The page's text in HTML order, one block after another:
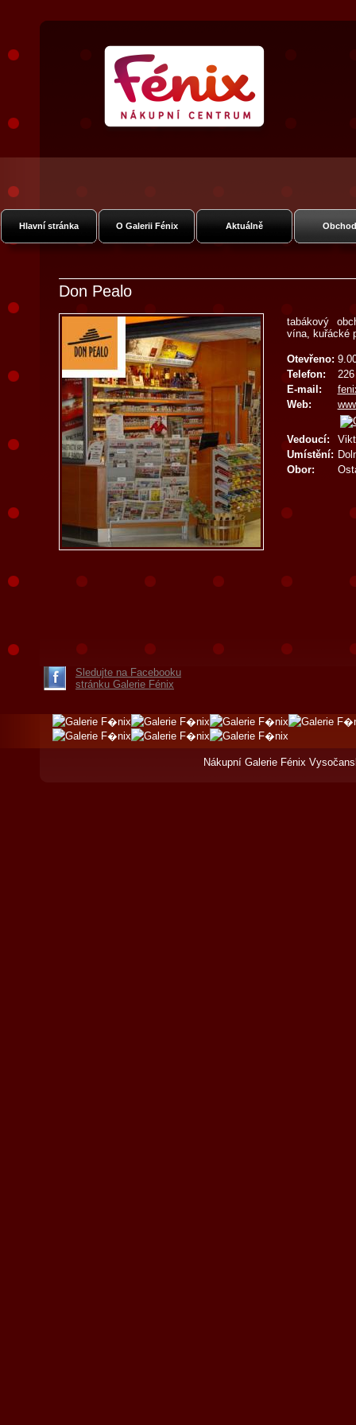
Nákupní Galerie Fénix
Vysočanská
Hlavní stránka O Galerii Fénix Aktuálně
Don Pealo
tabákový
vína, kuřácké
Otevřeno:
Telefon:
E-mail:
Web:
Vedoucí:
Umístění:
Obor:
Sledujte na Facebooku
stránku Galerie Fénix
Nákupní Galerie Fénix